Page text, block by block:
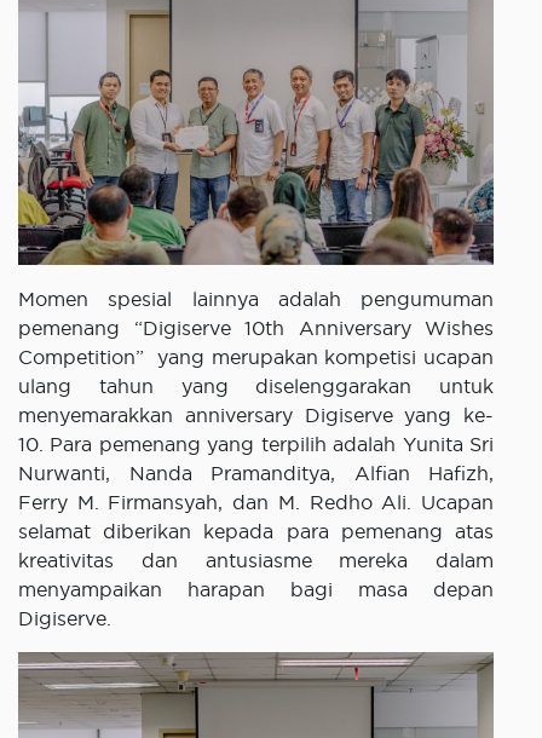
Momen spesial lainnya adalah pengumuman
pemenang “Digiserve 10th Anniversary Wishes
Competition” yang merupakan kompetisi ucapan
ulang tahun yang diselenggarakan untuk
menyemarakkan anniversary Digiserve yang ke-
10. Para pemenang yang terpilih adalah Yunita Sri
Nurwanti, Nanda Pramanditya, Alfian Hafizh,
Ferry M. Firmansyah, dan M. Redho Ali. Ucapan
selamat diberikan kepada para pemenang atas
kreativitas dan antusiasme mereka dalam
menyampaikan harapan bagi masa depan
Digiserve.